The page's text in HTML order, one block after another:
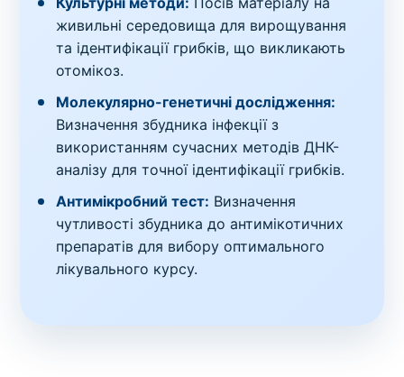
живильні середовища для вирощування
та ідентифікації грибків, що викликають
отомікоз.
Молекулярно-генетичні дослідження:
Визначення збудника інфекції з
використанням сучасних методів ДНК-
аналізу для точної ідентифікації грибків.
Антимікробний тест: Визначення
чутливості збудника до антимікотичних
препаратів для вибору оптимального
лікувального курсу.